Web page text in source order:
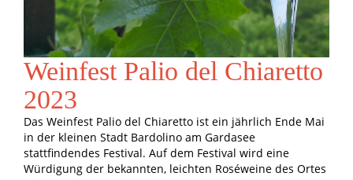
Weinfest Palio del Chiaretto
2023
Das Weinfest Palio del Chiaretto ist ein jährlich Ende Mai
in der kleinen Stadt Bardolino am Gardasee
stattfindendes Festival. Auf dem Festival wird eine
Würdigung der bekannten, leichten Roséweine des Ortes